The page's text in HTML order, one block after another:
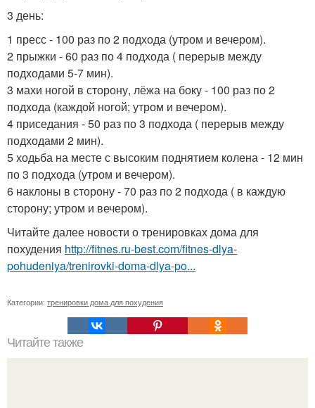
3 день:
1 пресс - 100 раз по 2 подхода (утром и вечером).
2 прыжки - 60 раз по 4 подхода ( перерыв между
подходами 5-7 мин).
3 махи ногой в сторону, лёжа на боку - 100 раз по 2
подхода (каждой ногой; утром и вечером).
4 приседания - 50 раз по 3 подхода ( перерыв между
подходами 2 мин).
5 ходьба на месте с высоким поднятием колена - 12 мин
по 3 подхода (утром и вечером).
6 наклоны в сторону - 70 раз по 2 подхода ( в каждую
сторону; утром и вечером).
Читайте далее новости о тренировках дома для
похудения http://fitnes.ru-best.com/fitnes-dlya-
pohudeniya/trenirovki-doma-dlya-po...
Категории: тренировки дома для похудения
Читайте также